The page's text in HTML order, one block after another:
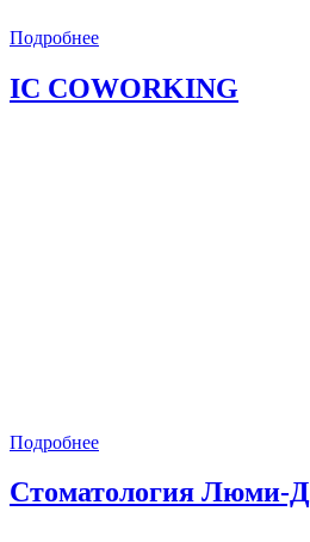
Подробнее
IC COWORKING
Подробнее
Стоматология Люми-